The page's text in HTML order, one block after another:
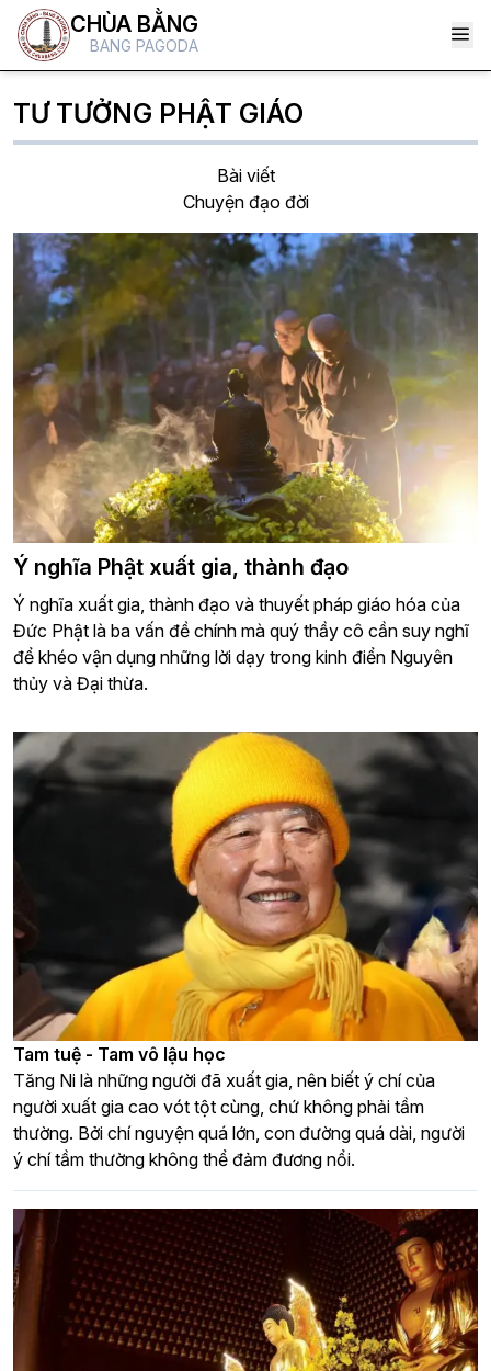
CHÙA BẰNG
BANG PAGODA
TƯ TƯỞNG PHẬT GIÁO
Bài viết
Chuyện đạo đời
Ý nghĩa Phật xuất gia, thành đạo
Ý nghĩa xuất gia, thành đạo và thuyết pháp giáo hóa của
Đức Phật là ba vấn đề chính mà quý thầy cô cần suy nghĩ
để khéo vận dụng những lời dạy trong kinh điển Nguyên
thủy và Đại thừa.
Tam tuệ - Tam vô lậu học
Tăng Ni là những người đã xuất gia, nên biết ý chí của
người xuất gia cao vót tột cùng, chứ không phải tầm
thường. Bởi chí nguyện quá lớn, con đường quá dài, người
ý chí tầm thường không thể đảm đương nổi.